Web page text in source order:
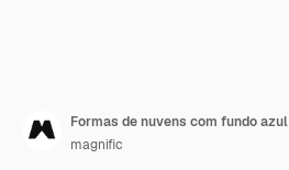
Formas de nuvens com fundo azul
magnific